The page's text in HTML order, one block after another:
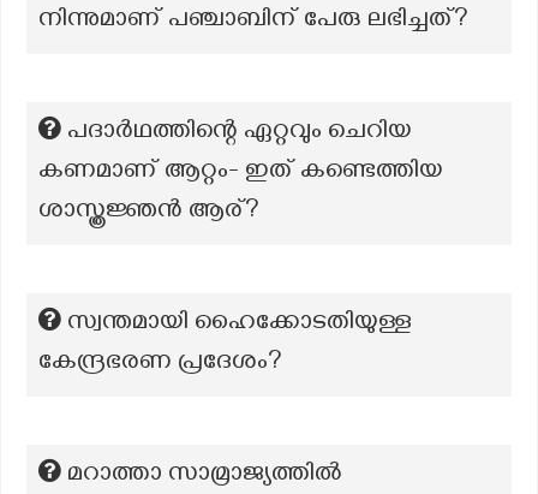
നിന്നുമാണ് പഞ്ചാബിന് പേരു ലഭിച്ചത്?
പദാർഥത്തിന്റെ ഏറ്റവും ചെറിയ
കണമാണ് ആറ്റം- ഇത് കണ്ടെത്തിയ
ശാസ്ത്രജ്ഞൻ ആര്?
സ്വന്തമായി ഹൈക്കോടതിയുള്ള
കേന്ദ്രഭരണ പ്രദേശം?
മറാത്താ സാമ്രാജ്യത്തിൽ